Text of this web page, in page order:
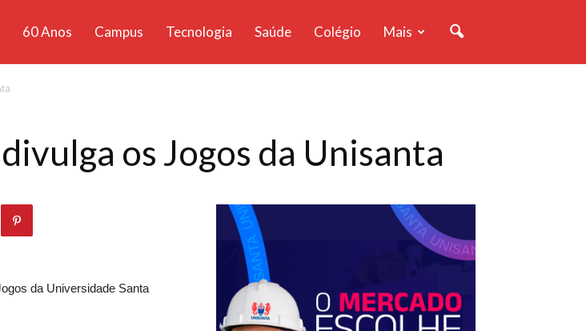
60 Anos Campus Tecnologia Saúde Colégio Mais
os Jogos da Unisanta
da Universidade Santa